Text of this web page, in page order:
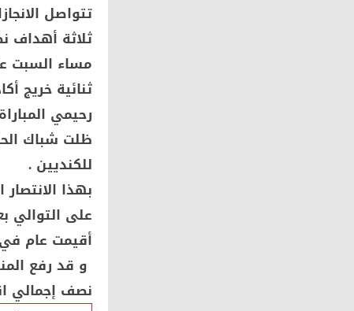
تتواصل
ثلاثة أهداف
مساء السبت
ثنائية خريج
رحيمي
ظلت شباك
للكنديين .
بهذا
أقيمت عام في
و قد رفع
نصف إجمالي